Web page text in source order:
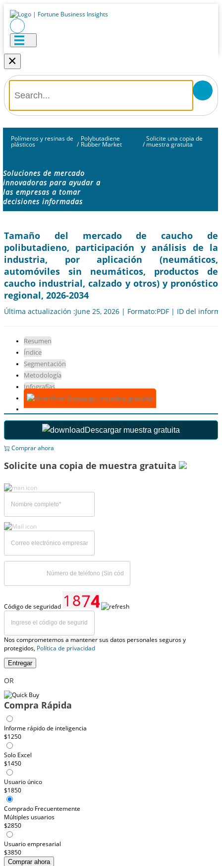
×
Polímeros y resinas de
plásticos /
Polybutadiene
Rubber Market /
Solicite una copia de
muestra gratuita
Soluciones de mercado
innovadoras para ayudar a
las empresas a tomar
decisiones informadas
Tamaño del mercado de caucho de
polibutadieno, participación y análisis de la
industria, por aplicación (neumáticos,
automóviles sin neumáticos, productos de
caucho industrial, calzado y otros) y pronóstico
regional, 2026-2034
Última actualización :June 25, 2026 | Formato:PDF | ID del
Resumen
Índice
Segmentación
Metodología
Infografías
Descargar muestra gratuita
Descargar muestra gratuita
Comprar ahora
Solicite una copia de muestra gratuita
Código de seguridad
Nos comprometemos a mantener sus datos personales seguros y
protegidos, Política de privacidad
Entregar
OR
Compra Rápida
Informe rápido de inteligencia
$1250
Solo Excel
$1450
Usuario único
$1850
Comprado Frecuentemente
Múltiples usuarios
$2850
Usuario empresarial
$3850
Comprar ahora